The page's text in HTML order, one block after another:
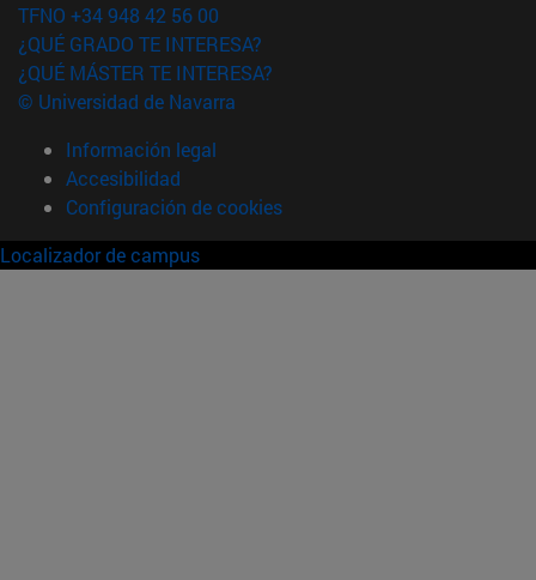
TFNO +34 948 42 56 00
¿QUÉ GRADO TE INTERESA?
¿QUÉ MÁSTER TE INTERESA?
© Universidad de Navarra
Información legal
Accesibilidad
Configuración de cookies
Localizador de campus